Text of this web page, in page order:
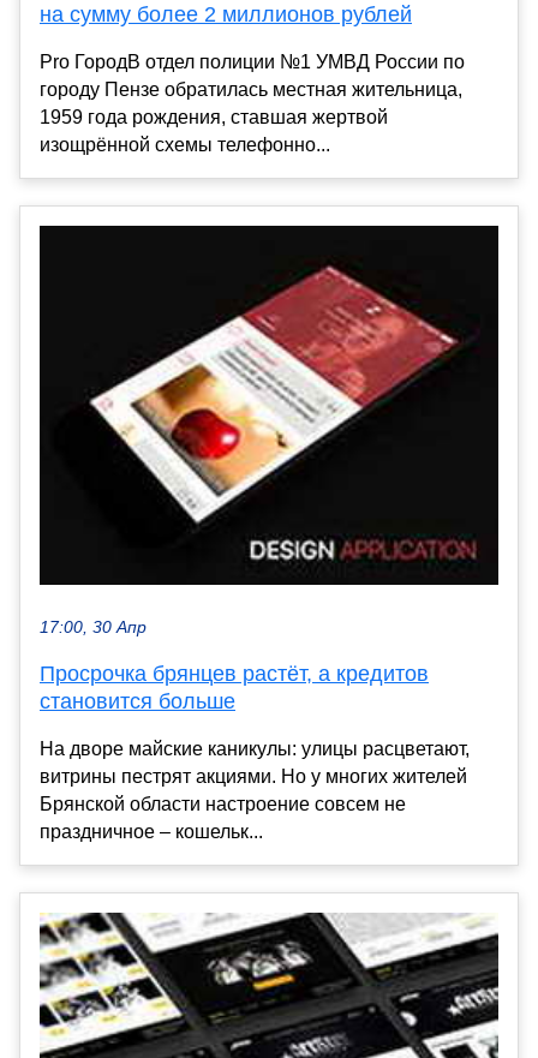
на сумму более 2 миллионов рублей
Pro ГородВ отдел полиции №1 УМВД России по
городу Пензе обратилась местная жительница,
1959 года рождения, ставшая жертвой
изощрённой схемы телефонно...
17:00, 30 Апр
Просрочка брянцев растёт, а кредитов
становится больше
На дворе майские каникулы: улицы расцветают,
витрины пестрят акциями. Но у многих жителей
Брянской области настроение совсем не
праздничное – кошельк...